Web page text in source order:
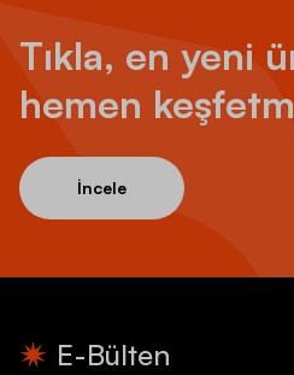
Tıkla, en yeni
hemen
İncele
E-Bülten